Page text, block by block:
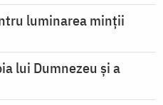
luminarea minţii
lui Dumnezeu şi a